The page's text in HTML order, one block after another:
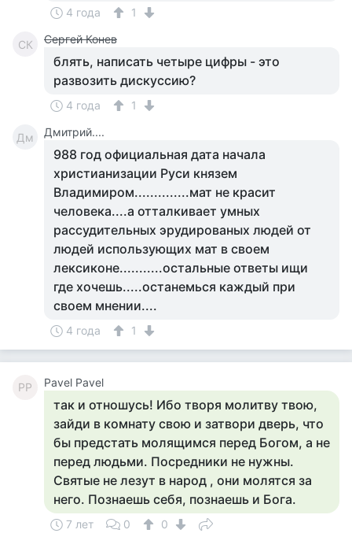
4 года 1
СК Сергей Конев
блять, написать четыре цифры - это
развозить дискуссию?
4 года 1
Дм Дмитрий....
988 год официальная дата начала
христианизации Руси князем
Владимиром..............мат не красит
человека....а отталкивает умных
рассудительных эрудированых людей от
людей использующих мат в своем
лексиконе...........остальные ответы ищи
где хочешь.....останемься каждый при
своем мнении....
4 года 1
PP Pavel Pavel
так и отношусь! Ибо творя молитву твою,
зайди в комнату свою и затвори дверь, что
бы предстать молящимся перед Богом, а не
перед людьми. Посредники не нужны.
Святые не лезут в народ , они молятся за
него. Познаешь себя, познаешь и Бога.
7 лет 0 0